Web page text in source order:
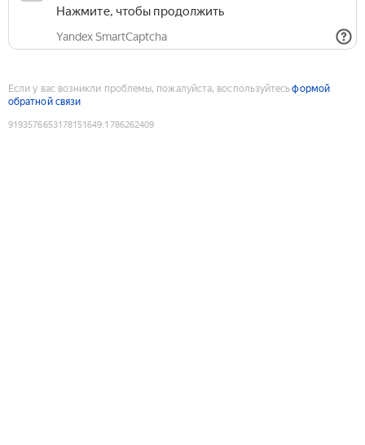
Нажмите, чтобы продолжить
Yandex SmartCaptcha
Если у вас возникли проблемы, пожалуйста, воспользуйтесьформой
обратной связи
9193576653178151649:1786262409